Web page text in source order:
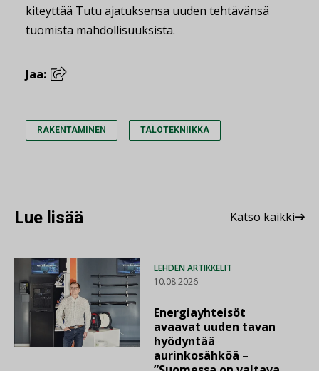
kiteyttää Tutu ajatuksensa uuden tehtävänsä
tuomista mahdollisuuksista.
Jaa:
RAKENTAMINEN TALOTEKNIIKKA
Lue lisää Katso kaikki
LEHDEN ARTIKKELIT
10.08.2026
Energiayhteisöt
avaavat uuden tavan
hyödyntää
aurinkosähköä –